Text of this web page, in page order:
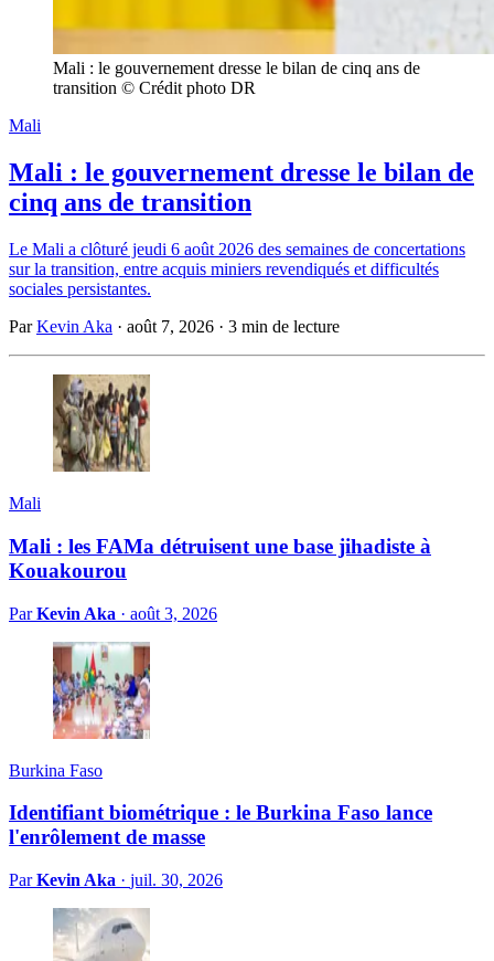
Mali : le gouvernement dresse le bilan de cinq ans de
transition © Crédit photo DR
Mali
Mali : le gouvernement dresse le bilan de
cinq ans de transition
Le Mali a clôturé jeudi 6 août 2026 des semaines de concertations
sur la transition, entre acquis miniers revendiqués et difficultés
sociales persistantes.
ParKevin Aka · août 7, 2026 · 3 min de lecture
Mali
Mali : les FAMa détruisent une base jihadiste à
Kouakourou
ParKevin Aka · août 3, 2026
Burkina Faso
Identifiant biométrique : le Burkina Faso lance
l'enrôlement de masse
ParKevin Aka · juil. 30, 2026